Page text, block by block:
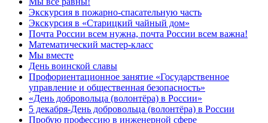
Экскурсия в пожарно-спасательную часть
Экскурсия в «Старицкий чайный дом»
Почта России всем нужна, почта России всем важна!
Математический мастер-класс
Мы вместе
День воинской славы
Профориентационное занятие «Государственное
управление и общественная безопасность»
«День добровольца (волонтёра) в России»
5 декабря-День добровольца (волонтёра) в России
Пробую профессию в инженерной сфере